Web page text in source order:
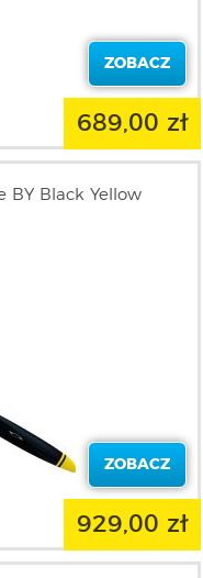
ZOBACZ
689,00 zł
BY Black Yellow
ZOBACZ
929,00 zł